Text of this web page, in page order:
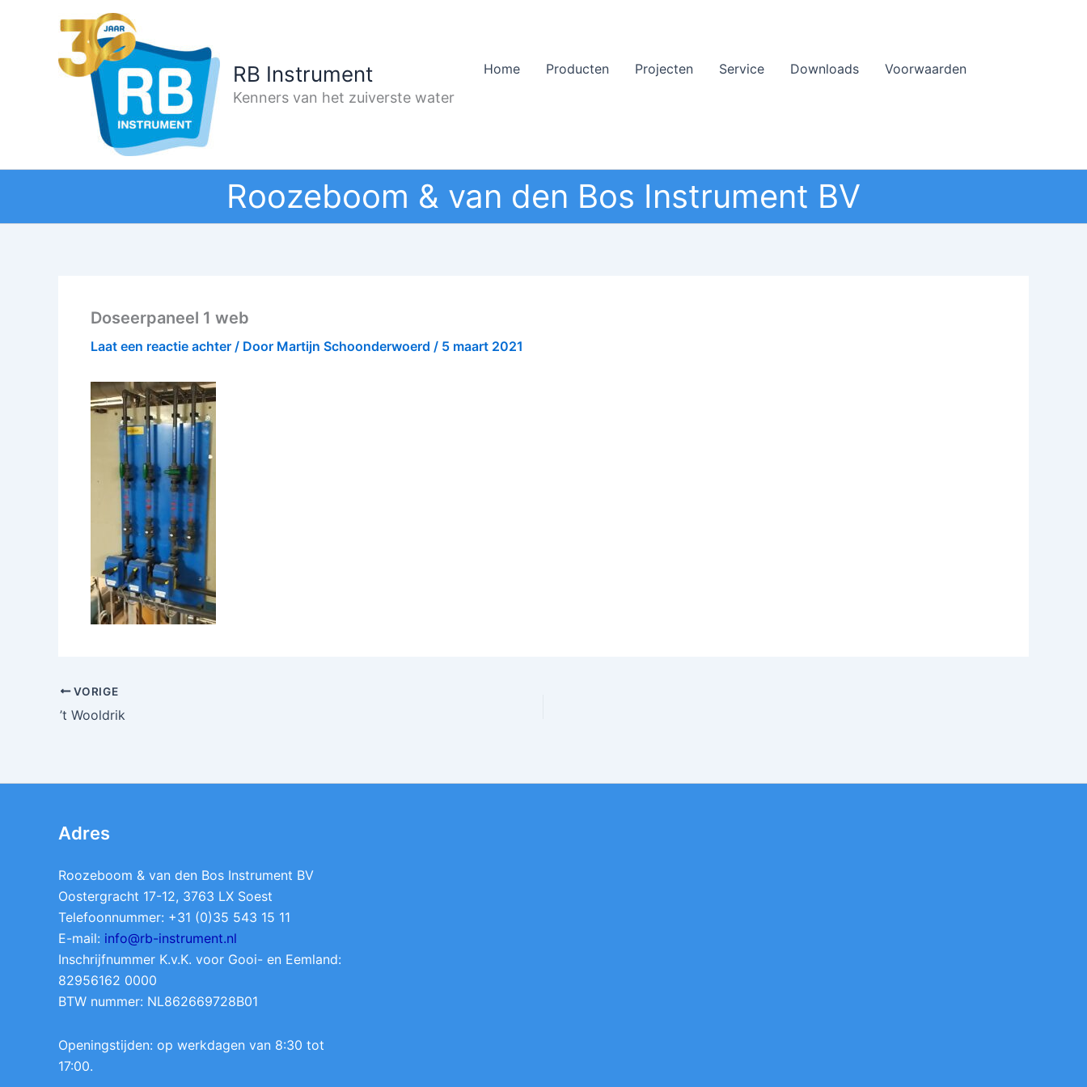
RB Instrument
Kenners van het zuiverste water
Home Producten Projecten Service Downloads Voorwaarden
Roozeboom & van den Bos Instrument BV
Doseerpaneel 1 web
Laat een reactie achter / Door Martijn Schoonderwoerd / 5 maart 2021
VORIGE
’t Wooldrik
Adres
Roozeboom & van den Bos Instrument BV
Oostergracht 17-12, 3763 LX Soest
Telefoonnummer: +31 (0)35 543 15 11
E-mail: info@rb-instrument.nl
Inschrijfnummer K.v.K. voor Gooi- en Eemland:
82956162 0000
BTW nummer: NL862669728B01
Openingstijden: op werkdagen van 8:30 tot
17:00.